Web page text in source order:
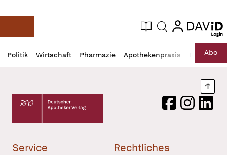
Deutsche Apotheker Zeitung
Aktuelle Ausgabe
Suche login
login
Politik Wirtschaft Pharmazie Apothekenpraxis RechtAbo
Profil
öffnen
Daz
Pur
Deutscher Apotheker Verlag Logo
FacebookInstagram
Service Rechtliches